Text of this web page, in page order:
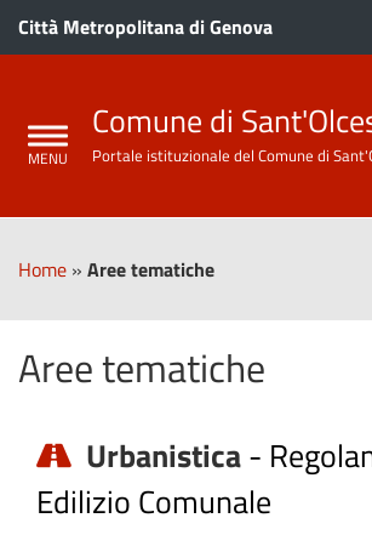
Città Metropolitana di Genova
Comune di
Portale istituzionale del Comune di
Home » Aree tematiche
Aree tematiche
Urbanistica-
Edilizio Comunale